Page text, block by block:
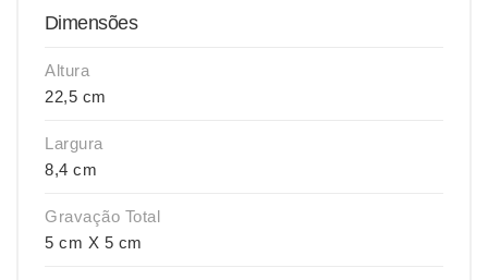
Dimensões
Altura
22,5 cm
Largura
8,4 cm
Gravação Total
5 cm X 5 cm